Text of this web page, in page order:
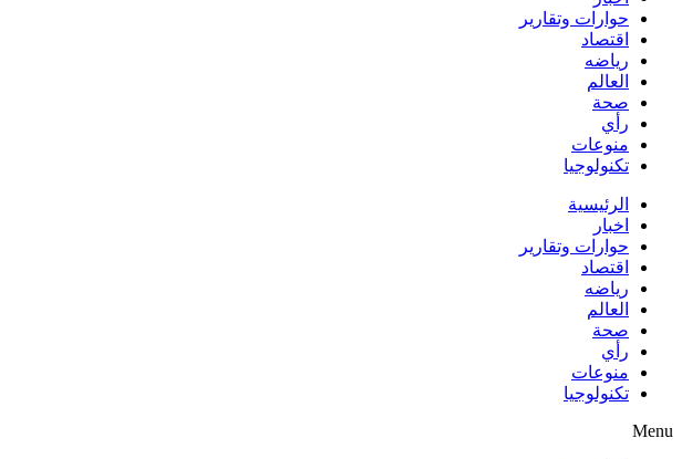
حوارات وتقارير
اقتصاد
رياضه
العالم
صحة
رأي
منوعات
تكنولوجيا
الرئيسية
اخبار
حوارات وتقارير
اقتصاد
رياضه
العالم
صحة
رأي
منوعات
تكنولوجيا
Menu